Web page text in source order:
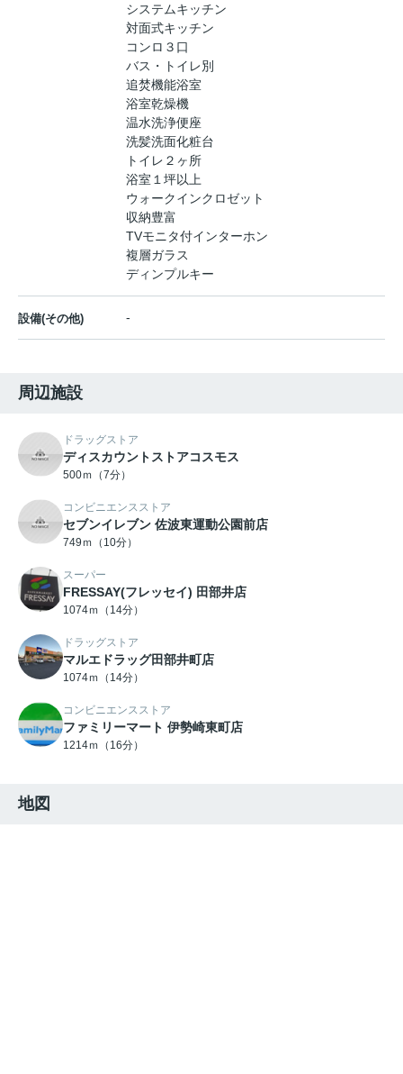
システムキッチン
対面式キッチン
コンロ３口
バス・トイレ別
追焚機能浴室
浴室乾燥機
温水洗浄便座
洗髪洗面化粧台
トイレ２ヶ所
浴室１坪以上
ウォークインクロゼット
収納豊富
TVモニタ付インターホン
複層ガラス
ディンプルキー
設備(その他) -
周辺施設
ドラッグストア
ディスカウントストアコスモス
500ｍ（7分）
コンビニエンスストア
セブンイレブン 佐波東運動公園前店
749ｍ（10分）
スーパー
FRESSAY(フレッセイ) 田部井店
1074ｍ（14分）
ドラッグストア
マルエドラッグ田部井町店
1074ｍ（14分）
コンビニエンスストア
ファミリーマート 伊勢崎東町店
1214ｍ（16分）
地図